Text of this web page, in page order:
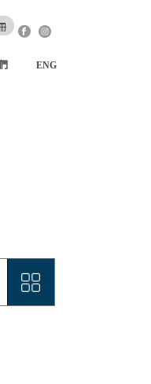
ENG